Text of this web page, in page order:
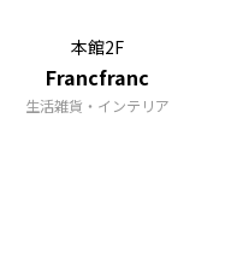
本館2F
Francfranc
生活雑貨・インテリア